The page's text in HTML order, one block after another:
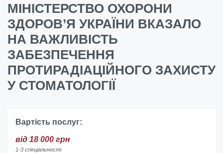
МІНІСТЕРСТВО ОХОРОНИ
ЗДОРОВ’Я УКРАЇНИ ВКАЗАЛО
НА ВАЖЛИВІСТЬ
ЗАБЕЗПЕЧЕННЯ
ПРОТИРАДІАЦІЙНОГО ЗАХИСТУ
У СТОМАТОЛОГІЇ
Вартість послуг:
від 18 000 грн
1-3 спеціальності